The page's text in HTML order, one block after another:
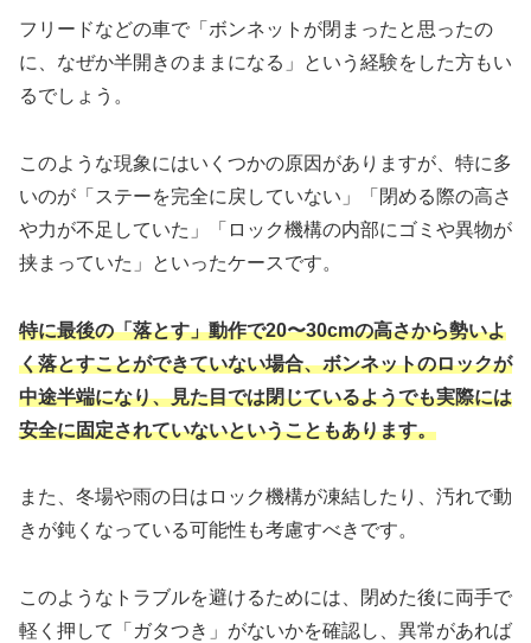
フリードなどの車で「ボンネットが閉まったと思ったの
に、なぜか半開きのままになる」という経験をした方もい
るでしょう。
このような現象にはいくつかの原因がありますが、特に多
いのが「ステーを完全に戻していない」「閉める際の高さ
や力が不足していた」「ロック機構の内部にゴミや異物が
挟まっていた」といったケースです。
特に最後の「落とす」動作で20〜30cmの高さから勢いよ
く落とすことができていない場合、ボンネットのロックが
中途半端になり、見た目では閉じているようでも実際には
安全に固定されていないということもあります。
また、冬場や雨の日はロック機構が凍結したり、汚れで動
きが鈍くなっている可能性も考慮すべきです。
このようなトラブルを避けるためには、閉めた後に両手で
軽く押して「ガタつき」がないかを確認し、異常があれば